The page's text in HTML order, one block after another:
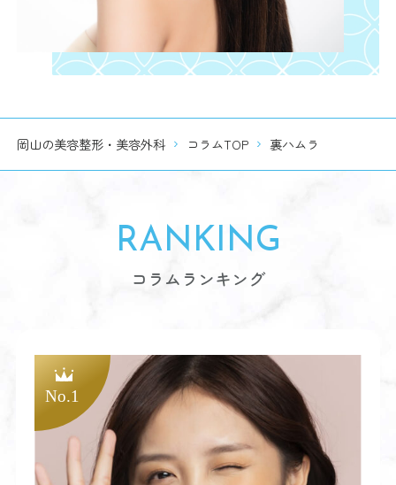
岡山の美容整形・美容外科 コラムTOP 裏ハムラ
RANKING
コラムランキング